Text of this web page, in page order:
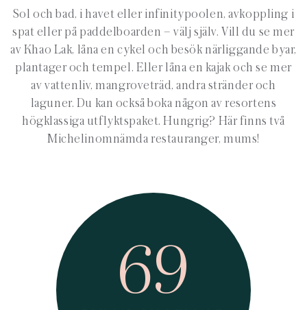
Sol och bad, i havet eller infinitypoolen, avkoppling i
spat eller på paddelboarden – välj själv. Vill du se mer
av Khao Lak, låna en cykel och besök närliggande byar,
plantager och tempel. Eller låna en kajak och se mer
av vattenliv, mangroveträd, andra stränder och
laguner. Du kan också boka någon av resortens
högklassiga utflyktspaket. Hungrig? Här finns två
Michelinomnämda restauranger, mums!
69